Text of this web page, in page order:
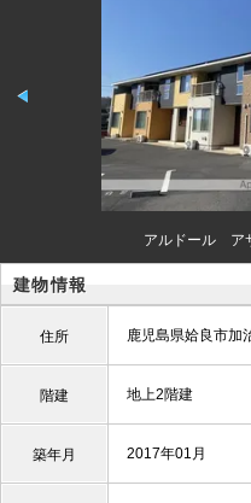
アルドール ア
建物情報
住所 鹿児島県姶良市加
階建 地上2階建
築年月 2017年01月